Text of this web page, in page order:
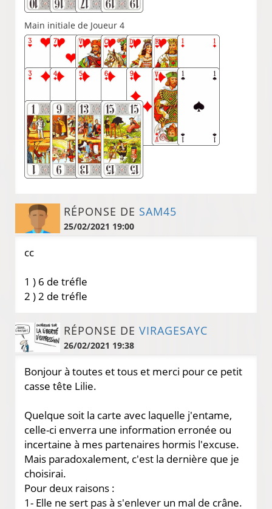
Main initiale de Joueur 4
RÉPONSE DE SAM45
25/02/2021 19:00
cc
1 ) 6 de tréfle
2 ) 2 de tréfle
RÉPONSE DE VIRAGESAYC
26/02/2021 19:38
Bonjour à toutes et tous et merci pour ce petit
casse tête Lilie.
Quelque soit la carte avec laquelle j'entame,
celle-ci enverra une information erronée ou
incertaine à mes partenaires hormis l'excuse.
Mais paradoxalement, c'est la dernière que je
choisirai.
Pour deux raisons :
1- Elle ne sert pas à s'enlever un mal de crâne.